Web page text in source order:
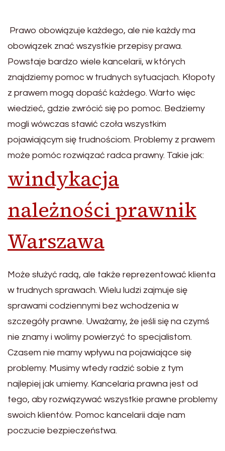
Prawo obowiązuje każdego, ale nie każdy ma
obowiązek znać wszystkie przepisy prawa.
Powstaje bardzo wiele kancelarii, w których
znajdziemy pomoc w trudnych sytuacjach. Kłopoty
z prawem mogą dopaść każdego. Warto więc
wiedzieć, gdzie zwrócić się po pomoc. Bedziemy
mogli wówczas stawić czoła wszystkim
pojawiającym się trudnościom. Problemy z prawem
może pomóc rozwiązać radca prawny. Takie jak:
windykacja
należności prawnik
Warszawa
Może służyć radą, ale także reprezentować klienta
w trudnych sprawach. Wielu ludzi zajmuje się
sprawami codziennymi bez wchodzenia w
szczegóły prawne. Uważamy, że jeśli się na czymś
nie znamy i wolimy powierzyć to specjalistom.
Czasem nie mamy wpływu na pojawiające się
problemy. Musimy wtedy radzić sobie z tym
najlepiej jak umiemy. Kancelaria prawna jest od
tego, aby rozwiązywać wszystkie prawne problemy
swoich klientów. Pomoc kancelarii daje nam
poczucie bezpieczeństwa.